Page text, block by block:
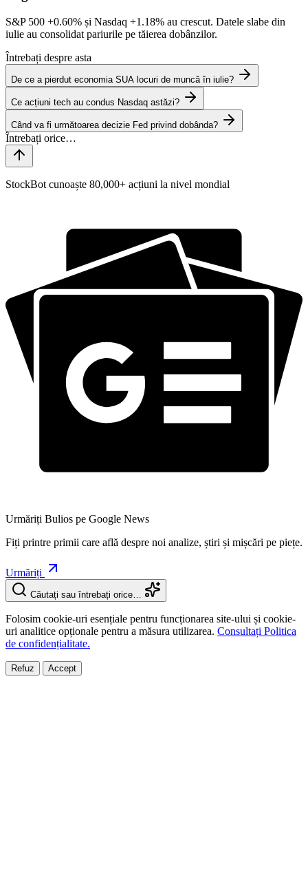
S&P 500 +0.60% și Nasdaq +1.18% au crescut. Datele slabe din
iulie au consolidat pariurile pe tăierea dobânzilor.
Întrebați despre asta
De ce a pierdut economia SUA locuri de muncă în iulie?
Ce acțiuni tech au condus Nasdaq astăzi?
Când va fi următoarea decizie Fed privind dobânda?
StockBot cunoaște 80,000+ acțiuni la nivel mondial
Urmăriți Bulios pe Google News
Fiți printre primii care află despre noi analize, știri și mișcări pe piețe.
Urmăriți
Căutați sau întrebați orice…
Folosim cookie-uri esențiale pentru funcționarea site-ului și cookie-
uri analitice opționale pentru a măsura utilizarea. Consultați Politica
de confidențialitate.
Refuz Accept